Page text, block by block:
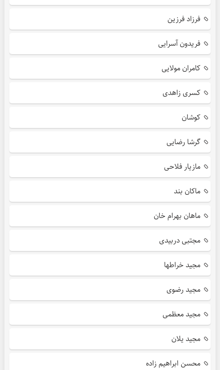
فرزاد فرزین
فریدون آسرایی
کامران مولایی
کسری زاهدی
کوشان
گرشا رضایی
مازیار فلاحی
ماکان بند
ماهان بهرام خان
مجتبی دربیدی
مجید خراطها
مجید رضوی
مجید معظمی
مجید یلان
محسن ابراهیم زاده